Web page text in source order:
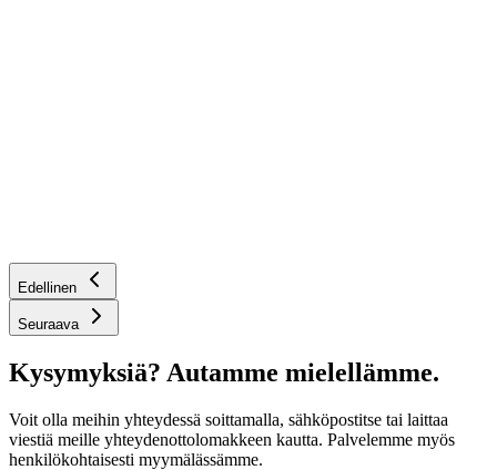
Edellinen
Seuraava
Kysymyksiä? Autamme mielellämme.
Voit olla meihin yhteydessä soittamalla, sähköpostitse tai laittaa
viestiä meille yhteydenottolomakkeen kautta. Palvelemme myös
henkilökohtaisesti myymälässämme.